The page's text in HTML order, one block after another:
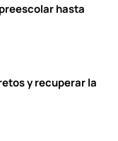
hasta
y recuperar la